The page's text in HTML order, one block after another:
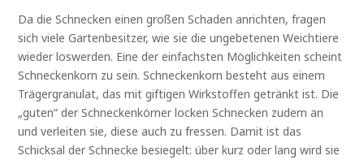
Da die Schnecken einen großen Schaden anrichten, fragen
sich viele Gartenbesitzer, wie sie die ungebetenen Weichtiere
wieder loswerden. Eine der einfachsten Möglichkeiten scheint
Schneckenkorn zu sein. Schneckenkorn besteht aus einem
Trägergranulat, das mit giftigen Wirkstoffen getränkt ist. Die
„guten“ der Schneckenkörner locken Schnecken zudem an
und verleiten sie, diese auch zu fressen. Damit ist das
Schicksal der Schnecke besiegelt: über kurz oder lang wird sie